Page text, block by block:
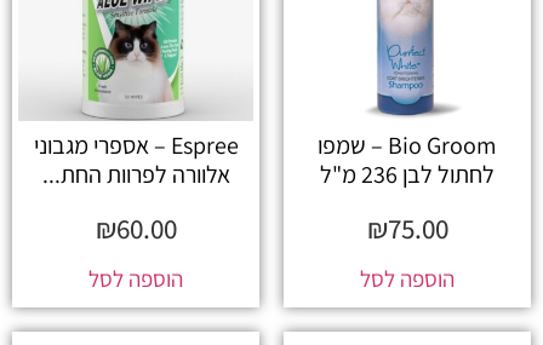
Bio Groom – שמפו
לחתול לבן 236 מ"ל
₪75.00
הוספה לסל
Espree – אספרי מגבוני
אלוורה לפרוות החת...
₪60.00
הוספה לסל